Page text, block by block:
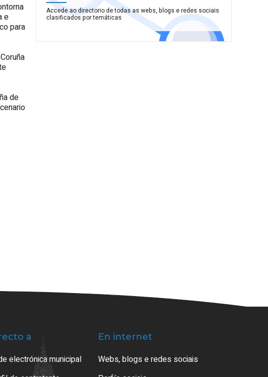
e
para
de
Accede ao directorio de todas as webs, blogs e redes sociais
clasificados por temáticas
a
electrónica municipal
En internet
Webs, blogs e redes sociais